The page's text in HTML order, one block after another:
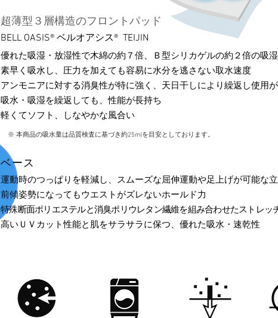
BELL OASIS® ベルオアシス® TEIJIN
優れた吸湿・放湿性で木綿の約７倍、Ｂ型シリカゲルの約２倍の吸
素早く吸水し、圧力を加えても容易に水分を逃さない取水速度
アンモニアに対する消臭性が特に強く、天日干しにより繰返し使用
吸水・吸湿を繰返しても、性能が長持ち
軽くてソフト、しなやかな風合い
超薄型３層構造のフロントパッド
※ 本商品の吸水量は品質検査に基づき約25mlを目安としております。 ​
ベース
運動時のつっぱりを軽減し、スムーズな屈伸運動や足上げが可能な
前傾姿勢になってもウエストがズレないホールド力
特殊断面ポリエステルと消臭ポリウレタン繊維を組み合わせたストレッ
高いＵＶカット性能と肌をサラサラに保つ、優れた吸水・速乾性